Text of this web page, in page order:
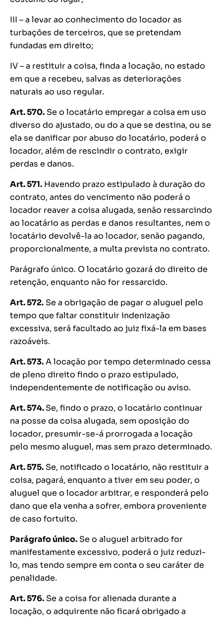
III – a levar ao conhecimento do locador as
turbações de terceiros, que se pretendam
fundadas em direito;
IV – a restituir a coisa, finda a locação, no estado
em que a recebeu, salvas as deteriorações
naturais ao uso regular.
Art. 570. Se o locatário empregar a coisa em uso
diverso do ajustado, ou do a que se destina, ou se
ela se danificar por abuso do locatário, poderá o
locador, além de rescindir o contrato, exigir
perdas e danos.
Art. 571. Havendo prazo estipulado à duração do
contrato, antes do vencimento não poderá o
locador reaver a coisa alugada, senão ressarcindo
ao locatário as perdas e danos resultantes, nem o
locatário devolvê-la ao locador, senão pagando,
proporcionalmente, a multa prevista no contrato.
Parágrafo único. O locatário gozará do direito de
retenção, enquanto não for ressarcido.
Art. 572. Se a obrigação de pagar o aluguel pelo
tempo que faltar constituir indenização
excessiva, será facultado ao juiz fixá-la em bases
razoáveis.
Art. 573.A locação por tempo determinado cessa
de pleno direito findo o prazo estipulado,
independentemente de notificação ou aviso.
Art. 574.Se, findo o prazo, o locatário continuar
na posse da coisa alugada, sem oposição do
locador, presumir-se-á prorrogada a locação
pelo mesmo aluguel, mas sem prazo determinado.
Art. 575. Se, notificado o locatário, não restituir a
coisa, pagará, enquanto a tiver em seu poder, o
aluguel que o locador arbitrar, e responderá pelo
dano que ela venha a sofrer, embora proveniente
de caso fortuito.
Parágrafo único. Se o aluguel arbitrado for
manifestamente excessivo, poderá o juiz reduzi-
lo, mas tendo sempre em conta o seu caráter de
penalidade.
Art. 576. Se a coisa for alienada durante a
locação, o adquirente não ficará obrigado a